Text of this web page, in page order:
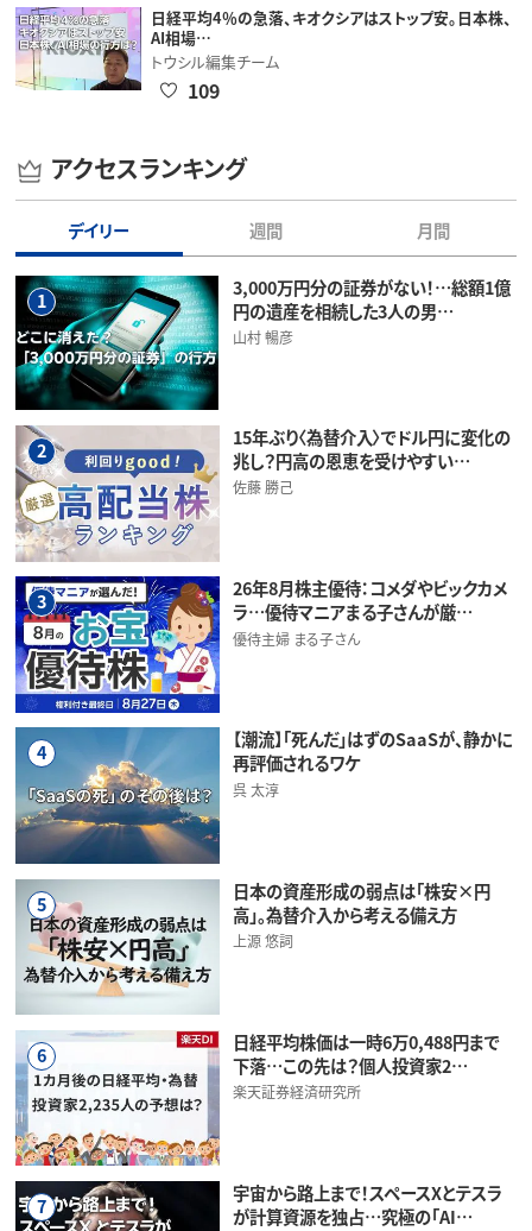
日経平均4％の急落、キオクシアはストップ安。日本株、
AI相場…
トウシル編集チーム
109
アクセスランキング
デイリー 週間 月間
1
3,000万円分の証券がない！…総額1億
円の遺産を相続した3人の男…
山村 暢彦
2
15年ぶり〈為替介入〉でドル円に変化の
兆し？円高の恩恵を受けやすい…
佐藤 勝己
3
26年8月株主優待：コメダやビックカメ
ラ…優待マニアまる子さんが厳…
優待主婦 まる子さん
4
【潮流】「死んだ」はずのSaaSが、静かに
再評価されるワケ
呉 太淳
5
日本の資産形成の弱点は「株安×円
高」。為替介入から考える備え方
上源 悠詞
6
日経平均株価は一時6万0,488円まで
下落…この先は？個人投資家2…
楽天証券経済研究所
7
宇宙から路上まで！スペースXとテスラ
が計算資源を独占…究極の「AI…